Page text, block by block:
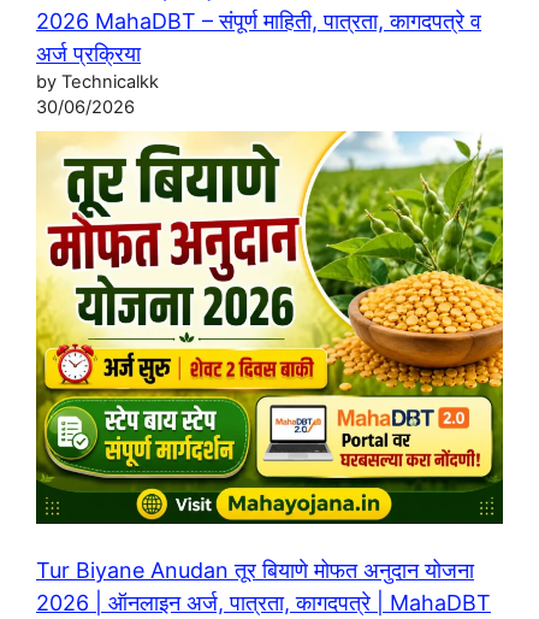
2026 MahaDBT – संपूर्ण माहिती, पात्रता, कागदपत्रे व
अर्ज प्रक्रिया
by Technicalkk
30/06/2026
Tur Biyane Anudan तूर बियाणे मोफत अनुदान योजना
2026 | ऑनलाइन अर्ज, पात्रता, कागदपत्रे | MahaDBT